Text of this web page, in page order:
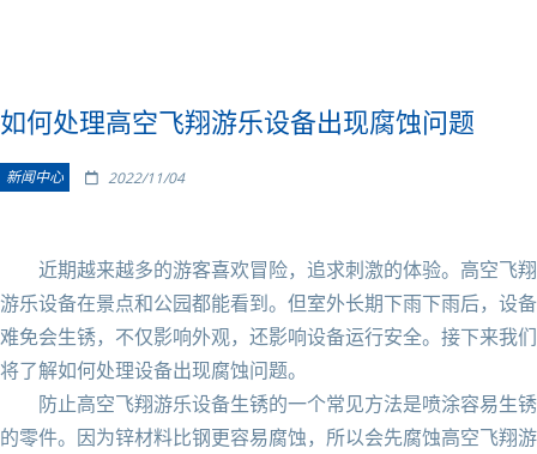
如何处理高空飞翔游乐设备出现腐蚀问题
新闻中心 2022/11/04
近期越来越多的游客喜欢冒险，追求刺激的体验。高空飞翔
游乐设备在景点和公园都能看到。但室外长期下雨下雨后，设备
难免会生锈，不仅影响外观，还影响设备运行安全。接下来我们
将了解如何处理设备出现腐蚀问题。
防止高空飞翔游乐设备生锈的一个常见方法是喷涂容易生锈
的零件。因为锌材料比钢更容易腐蚀，所以会先腐蚀高空飞翔游